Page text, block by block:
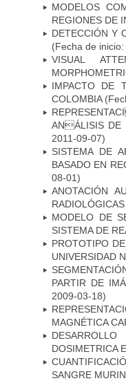
MODELOS
REGIONES DE
DETECCIÓN Y
(Fecha de
VISUAL
IMPACTO DE
COLOMBIA
ANÁLISIS DE
2011-09-07)
SISTEMA DE
BASADO EN
08-01)
ANOTACIÓN
MODELO DE
SISTEMA DE
PROTOTIPO
UNIVERSIDAD
PARTIR DE
2009-03-18)
MAGNÉTICA
DOSIMETRICA
SANGRE